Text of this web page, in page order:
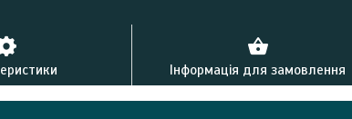
Інформація для замовлення